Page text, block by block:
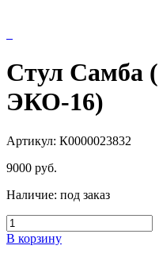
Стул Самба
ЭКО-16)
Артикул: К0000023832
9000 руб.
Наличие: под заказ
В корзину